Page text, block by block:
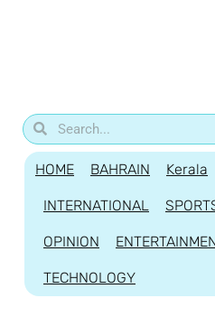
HOME BAHRAIN Kerala
INTERNATIONAL
OPINION
TECHNOLOGY